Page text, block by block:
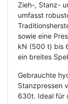
Zieh-, Stanz-
umfasst
sowie eine
kN (500 t) bis
ein breites
Gebrauchte
Stanzpressen
630t. Ideal für